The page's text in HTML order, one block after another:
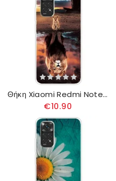
Θήκη Xiaomi Redmi Note 11 / 11S Όνειρο Μωρού
€10.90